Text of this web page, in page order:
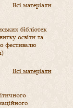
Всі матеріали
бібліотек
освіти та
фестивалю
Всі матеріали